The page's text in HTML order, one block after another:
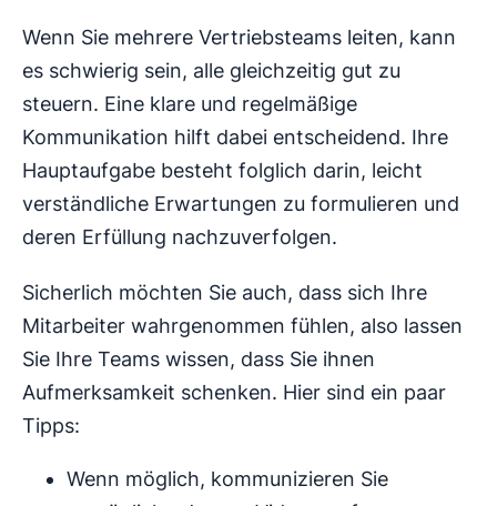
Wenn Sie mehrere Vertriebsteams leiten, kann
es schwierig sein, alle gleichzeitig gut zu
steuern. Eine klare und regelmäßige
Kommunikation hilft dabei entscheidend. Ihre
Hauptaufgabe besteht folglich darin, leicht
verständliche Erwartungen zu formulieren und
deren Erfüllung nachzuverfolgen.
Sicherlich möchten Sie auch, dass sich Ihre
Mitarbeiter wahrgenommen fühlen, also lassen
Sie Ihre Teams wissen, dass Sie ihnen
Aufmerksamkeit schenken. Hier sind ein paar
Tipps:
Wenn möglich, kommunizieren Sie